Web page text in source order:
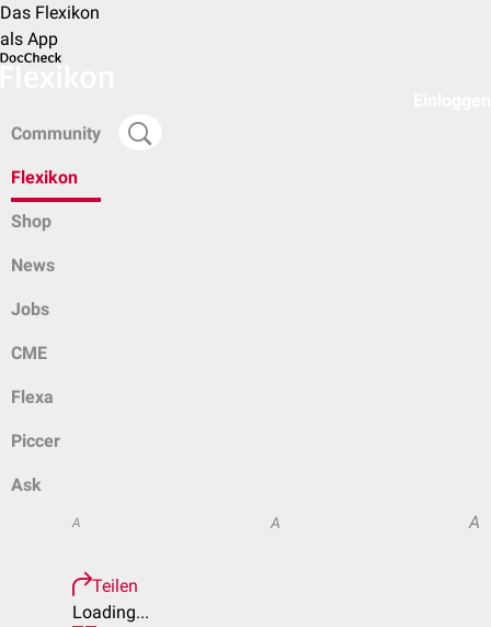
Das Flexikon
als App
Community
Flexikon
Shop
News
Jobs
CME
Flexa
Piccer
Ask
A A A
Teilen
Loading...